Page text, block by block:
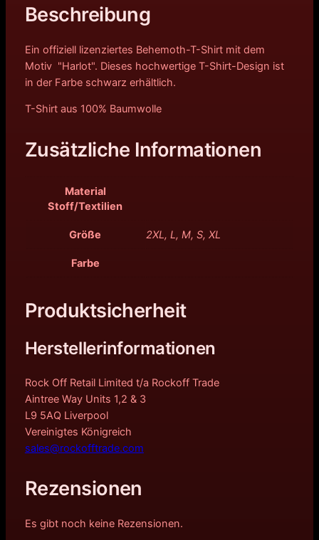
Beschreibung
Ein offiziell lizenziertes Behemoth-T-Shirt mit dem
Motiv "Harlot". Dieses hochwertige T-Shirt-Design ist
in der Farbe schwarz erhältlich.
T-Shirt aus 100% Baumwolle
Zusätzliche Informationen
Material
Stoff/Textilien
Größe 2XL, L, M, S, XL
Farbe
Produktsicherheit
Herstellerinformationen
Rock Off Retail Limited t/a Rockoff Trade
Aintree Way Units 1,2 & 3
L9 5AQ Liverpool
Vereinigtes Königreich
sales@rockofftrade.com
Rezensionen
Es gibt noch keine Rezensionen.